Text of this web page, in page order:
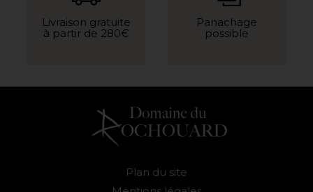
Livraison gratuite
à partir de 280€
Panachage
possible
Plan du site